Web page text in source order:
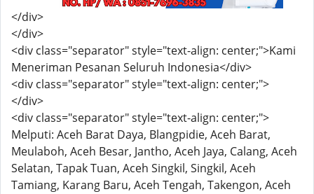
</div>
</div>
<div class="separator" style="text-align: center;">Kami
Meneriman Pesanan Seluruh Indonesia</div>
<div class="separator" style="text-align: center;">
</div>
<div class="separator" style="text-align: center;">
Melputi: Aceh Barat Daya, Blangpidie, Aceh Barat,
Meulaboh, Aceh Besar, Jantho, Aceh Jaya, Calang, Aceh
Selatan, Tapak Tuan, Aceh Singkil, Singkil, Aceh
Tamiang, Karang Baru, Aceh Tengah, Takengon, Aceh